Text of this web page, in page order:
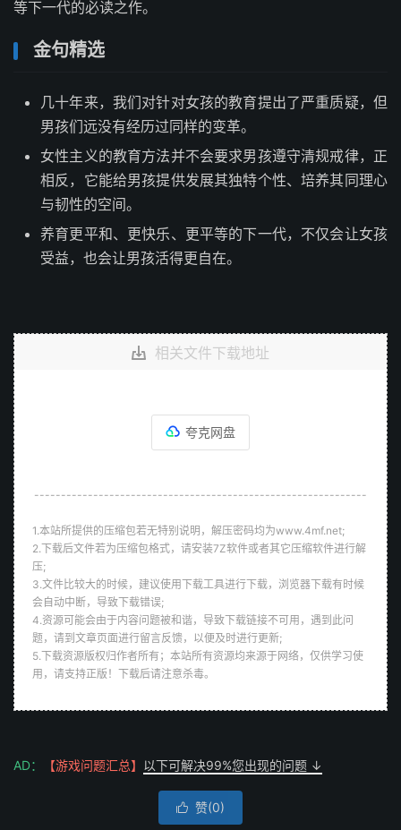
等下一代的必读之作。
金句精选
几十年来，我们对针对女孩的教育提出了严重质疑，但
男孩们远没有经历过同样的变革。
女性主义的教育方法并不会要求男孩遵守清规戒律，正
相反，它能给男孩提供发展其独特个性、培养其同理心
与韧性的空间。
养育更平和、更快乐、更平等的下一代，不仅会让女孩
受益，也会让男孩活得更自在。
相关文件下载地址
夸克网盘
--------------------------------------------------------------
1.本站所提供的压缩包若无特别说明，解压密码均为www.4mf.net;
2.下载后文件若为压缩包格式，请安装7Z软件或者其它压缩软件进行解
压;
3.文件比较大的时候，建议使用下载工具进行下载，浏览器下载有时候
会自动中断，导致下载错误;
4.资源可能会由于内容问题被和谐，导致下载链接不可用，遇到此问
题，请到文章页面进行留言反馈，以便及时进行更新;
5.下载资源版权归作者所有；本站所有资源均来源于网络，仅供学习使
用，请支持正版！下载后请注意杀毒。
AD： 【游戏问题汇总】 以下可解决99%您出现的问题 ↓
 赞(0)